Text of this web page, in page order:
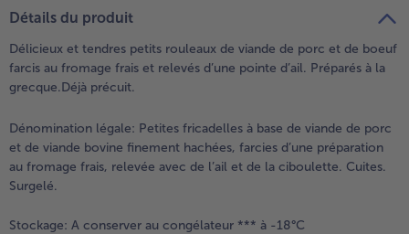
Détails du produit
Délicieux et tendres petits rouleaux de viande de porc et de boeuf
farcis au fromage frais et relevés d’une pointe d’ail. Préparés à la
grecque.Déjà précuit.
Dénomination légale: Petites fricadelles à base de viande de porc
et de viande bovine finement hachées, farcies d’une préparation
au fromage frais, relevée avec de l’ail et de la ciboulette. Cuites.
Surgelé.
Stockage: A conserver au congélateur *** à -18°C